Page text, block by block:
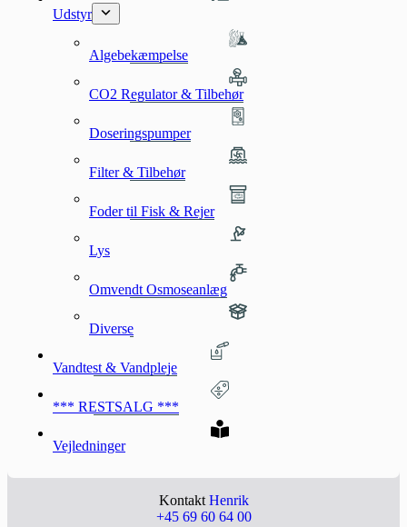
Udstyr
Algebekæmpelse
CO2 Regulator & Tilbehør
Doseringspumper
Filter & Tilbehør
Foder til Fisk & Rejer
Lys
Omvendt Osmoseanlæg
Diverse
Vandtest & Vandpleje
*** RESTSALG ***
Vejledninger
Kontakt Henrik
+45 69 60 64 00